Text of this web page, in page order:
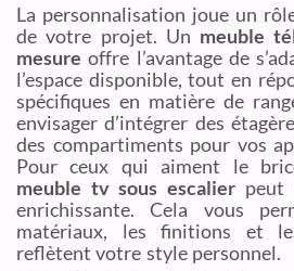
La personnalisation joue un
de votre projet. Un meuble
mesure offre l’avantage de
l’espace disponible, tout en
spécifiques en matière de
envisager d’intégrer des
des compartiments pour vos
Pour ceux qui aiment le
meuble tv sous escalier peut
enrichissante. Cela vous
matériaux, les finitions et
reflètent votre style personnel.